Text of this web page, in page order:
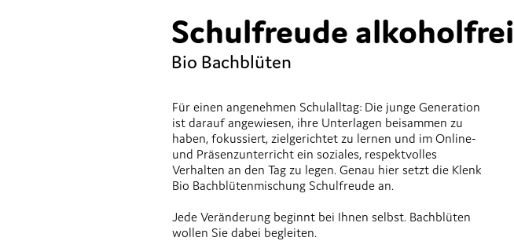
Schulfreude alkoholfrei
Bio Bachblüten
Für einen angenehmen Schulalltag: Die junge Generation
ist darauf angewiesen, ihre Unterlagen beisammen zu
haben, fokussiert, zielgerichtet zu lernen und im Online-
und Präsenzunterricht ein soziales, respektvolles
Verhalten an den Tag zu legen. Genau hier setzt die Klenk
Bio Bachblütenmischung Schulfreude an.
Jede Veränderung beginnt bei Ihnen selbst. Bachblüten
wollen Sie dabei begleiten.